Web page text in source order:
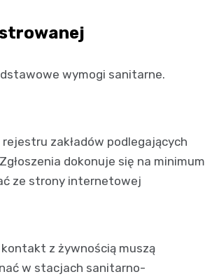
wymogi sanitarne.
zakładów podlegających
dokonuje się na minimum
ze strony internetowej
z żywnością muszą
w stacjach sanitarno-